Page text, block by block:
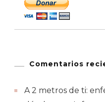
Comentarios
A 2 metros de ti: